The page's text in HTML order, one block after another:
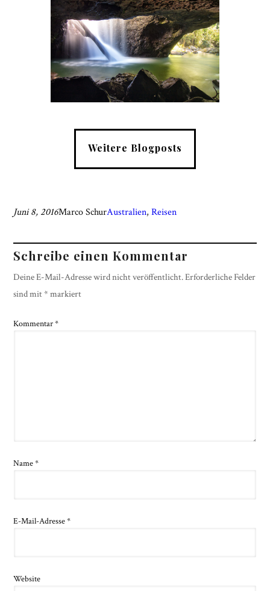
Weitere Blogposts
Juni 8, 2016Marco SchurAustralien, Reisen
Schreibe einen Kommentar
Deine E-Mail-Adresse wird nicht veröffentlicht.Erforderliche Felder
sind mit* markiert
Kommentar*
Name*
E-Mail-Adresse*
Website